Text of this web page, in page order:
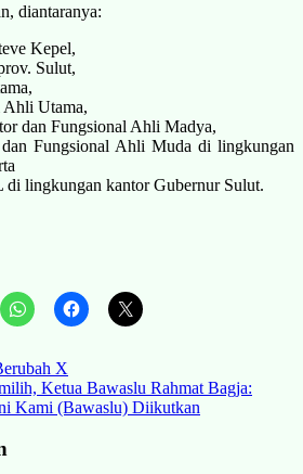
diantaranya:
Kepel,
Sulut,
Ahli Utama,
dan Fungsional Ahli Madya,
dan Fungsional Ahli Muda di lingkungan
lingkungan kantor Gubernur Sulut.
X
Ketua Bawaslu Rahmat Bagja:
Kami (Bawaslu) Diikutkan